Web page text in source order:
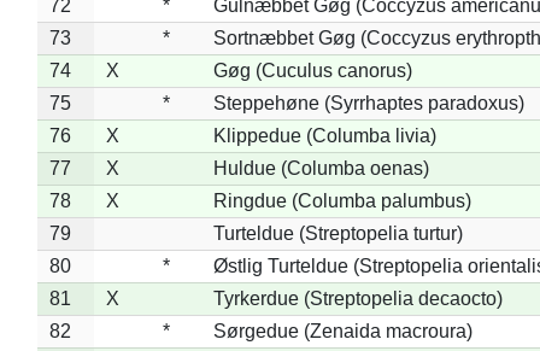
72
*
Gulnæbbet Gøg (Coccyzus
73
*
Sortnæbbet Gøg (Coccyzus
74
X
Gøg (Cuculus canorus)
75
*
Steppehøne (Syrrhaptes paradoxus)
76
X
Klippedue (Columba livia)
77
X
Huldue (Columba oenas)
78
X
Ringdue (Columba palumbus)
79
Turteldue (Streptopelia turtur)
80
*
Østlig Turteldue (Streptopelia
81
X
Tyrkerdue (Streptopelia decaocto)
82
*
Sørgedue (Zenaida macroura)